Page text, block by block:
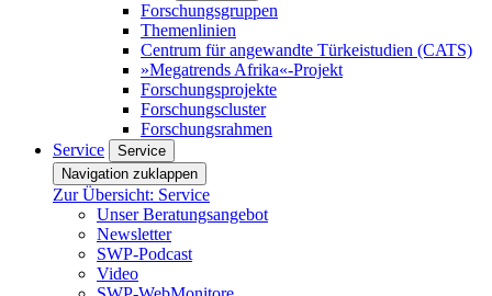
Forschungsgruppen
Themenlinien
Centrum für angewandte Türkeistudien (CATS)
»Megatrends Afrika«-Projekt
Forschungsprojekte
Forschungscluster
Forschungsrahmen
Service
Service
Navigation zuklappen
Zur Übersicht: Service
Unser Beratungsangebot
Newsletter
SWP-Podcast
Video